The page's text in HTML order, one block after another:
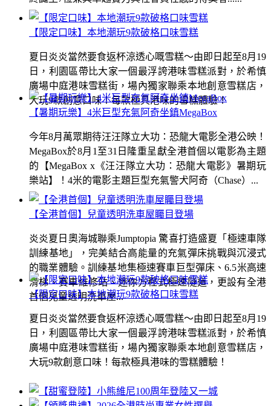
【限定口味】本地潮玩9款破格口味雪糕
夏日炎炎當然要食返杯涼透心嘅雪糕～由即日起至8月19
日，利園區帶比大家一個最浮誇港味雪糕派對，於希慎
廣場中庭港味雪糕街，場內獨家聯乘本地創意雪糕店，
大玩9款創意口味！每款極具港味的雪糕體驗！
【全港首個】兒童透明洗車屋矚目登場
炎炎夏日奧海城聯乘Jumptopia 驚喜打造盛夏「極速車隊
訓練基地」，完美結合高能量的充氣彈床挑戰與沉浸式
的職業體驗。訓練基地集極速賽車巨型彈床、6.5米高速
滑梯、賽車維修站、迷你方程式極速隧道，更設有全港
首個兒童透明洗車屋...
【暑期玩樂】4米巨型充氣阿奇坐鎮MegaBox
今年8月萬眾期待汪汪隊立大功：恐龍大電影全港公映！
MegaBox於8月1至31日隆重呈獻全港首個以電影為主題
的【MegaBox x《汪汪隊立大功：恐龍大電影》暑期玩
樂站】！4米的電影主題巨型充氣警犬阿奇（Chase）...
【限定口味】本地潮玩9款破格口味雪糕
夏日炎炎當然要食返杯涼透心嘅雪糕～由即日起至8月19
日，利園區帶比大家一個最浮誇港味雪糕派對，於希慎
廣場中庭港味雪糕街，場內獨家聯乘本地創意雪糕店，
大玩9款創意口味！每款極具港味的雪糕體驗！